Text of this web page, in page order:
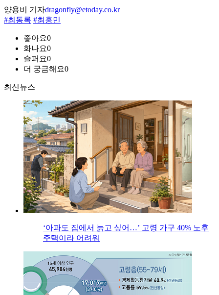
양용비 기자dragonfly@etoday.co.kr
#최동록 #최홍민
좋아요0
화나요0
슬퍼요0
더 궁금해요0
최신뉴스
‘아파도 집에서 늙고 싶어…’ 고령 가구 40% 노후
주택이라 어려워